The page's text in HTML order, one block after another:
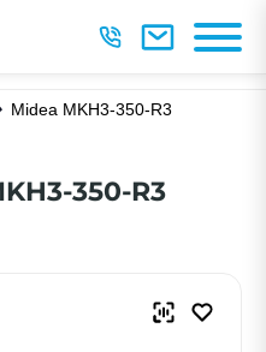
Midea MKH3-350-R3
350-R3